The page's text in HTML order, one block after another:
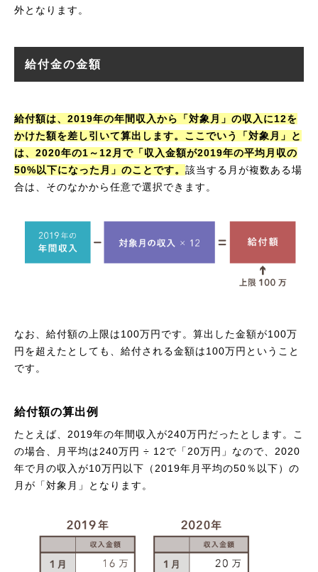
外となります。
給付金の金額
給付額は、2019年の年間収入から「対象月」の収入に12を
かけた額を差し引いて算出します。ここでいう「対象月」と
は、2020年の1～12月で「収入金額が2019年の平均月収の
50%以下になった月」のことです。 該当する月が複数ある場
合は、そのなかから任意で選択できます。
なお、給付額の上限は100万円です。算出した金額が100万
円を超えたとしても、給付される金額は100万円ということ
です。
給付額の算出例
たとえば、2019年の年間収入が240万円だったとします。こ
の場合、月平均は240万円 ÷ 12で「20万円」なので、2020
年で月の収入が10万円以下（2019年月平均の50％以下）の
月が「対象月」となります。